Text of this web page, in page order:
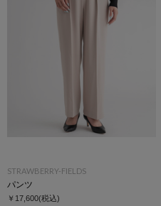
STRAWBERRY-FIELDS
パンツ
￥17,600(税込)